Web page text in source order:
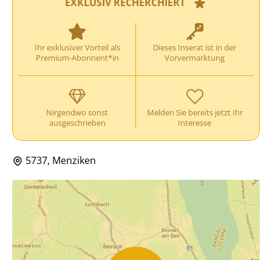
Ihr exklusiver Vorteil als
Premium-Abonnent*in
Dieses Inserat ist in der
Vorvermarktung
Nirgendwo sonst
ausgeschrieben
Melden Sie bereits jetzt Ihr
Interesse
5737, Menziken